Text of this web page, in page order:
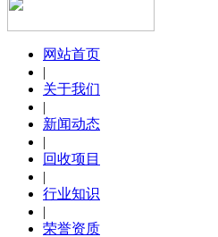
网站首页
|
关于我们
|
新闻动态
|
回收项目
|
行业知识
|
荣誉资质